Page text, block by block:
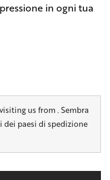
in ogni tua
us from . Sembra
dei paesi di spedizione